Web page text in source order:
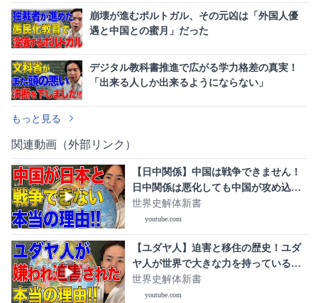
崩壊が進むポルトガル、その元凶は「外国人優
遇と中国との蜜月」だった
デジタル教科書推進で広がる学力格差の真実！
「出来る人しか出来るようにならない」
もっと見る
関連動画（外部リンク）
【日中関係】中国は戦争できません！
日中関係は悪化しても中国が攻め込ま
ないといえるこれだけの理由！
世界史解体新書
youtube.com
【ユダヤ人】迫害と移住の歴史！ユダ
ヤ人が世界で大きな力を持っている本
当の理由
世界史解体新書
youtube.com